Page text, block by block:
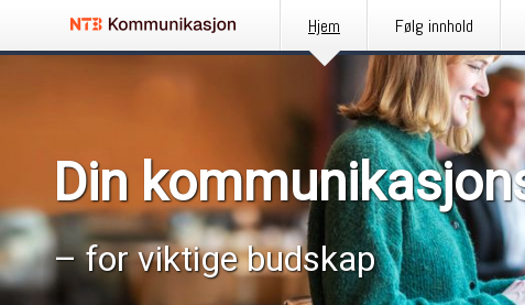
Hjem Følg innhold
Din
– for viktige budskap